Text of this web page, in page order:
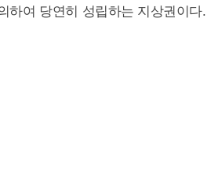
하여 당연히 성립하는 지상권이다.